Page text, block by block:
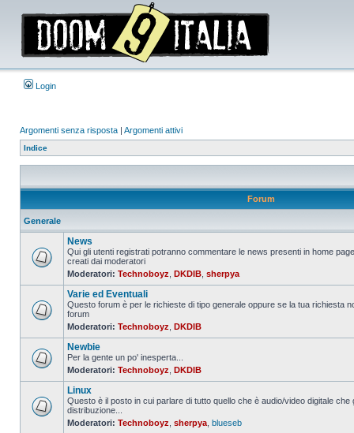
Login
Argomenti senza risposta | Argomenti attivi
Indice
Forum
Generale
Nessun
da
leggere
News
Qui gli utenti registrati potranno commentare le news presenti in home
creati dai moderatori
Moderatori: Technoboyz DKDIB sherpya
Nessun
da
leggere
Varie ed Eventuali
Questo forum è per le richieste di tipo generale oppure se la tua richiesta
forum
Moderatori: Technoboyz DKDIB
Nessun
messaggio
leggere
Newbie
Per la gente un po' inesperta...
Moderatori: Technoboyz DKDIB
Nessun
Linux
Questo è il posto in cui parlare di tutto quello che è audio/video digitale
distribuzione...
Moderatori: Technoboyz sherpya blueseb